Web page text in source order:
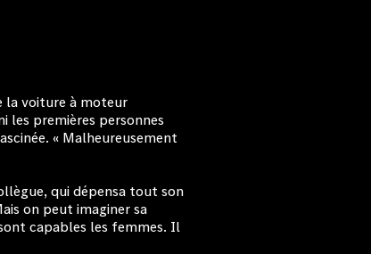
la voiture à moteur
les premières personnes
« Malheureusement
qui dépensa tout son
on peut imaginer sa
capables les femmes. Il